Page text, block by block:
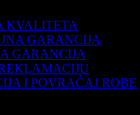
KVALITETA
GARANCIJA
GARANCIJA
I POVRAĆAJ ROBE